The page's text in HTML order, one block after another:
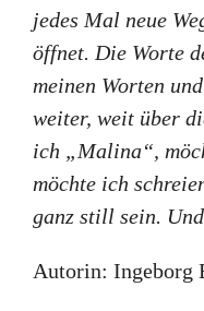
jedes Mal neue
öffnet. Die Worte
meinen Worten
weiter, weit über
ich „Malina“,
möchte ich
ganz still sein.
Autorin: Ingeborg